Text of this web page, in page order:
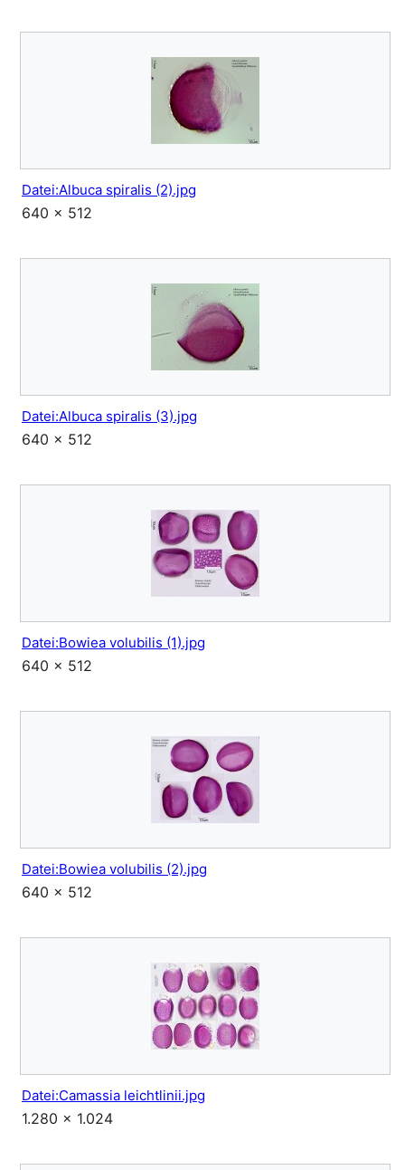
Datei:Albuca spiralis (2).jpg
640 × 512
Datei:Albuca spiralis (3).jpg
640 × 512
Datei:Bowiea volubilis (1).jpg
640 × 512
Datei:Bowiea volubilis (2).jpg
640 × 512
Datei:Camassia leichtlinii.jpg
1.280 × 1.024